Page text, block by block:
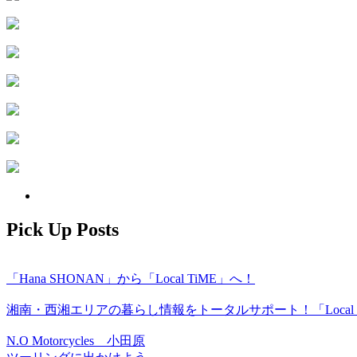
Pick Up Posts
「Hana SHONAN」から「Local TiME」へ！
湘南・西湘エリアの暮らし情報をトータルサポート！「Local
N.O Motorcycles 小田原